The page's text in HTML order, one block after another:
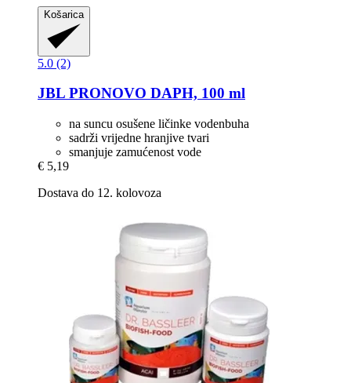
Košarica
5.0 (2)
JBL PRONOVO DAPH, 100 ml
na suncu osušene ličinke vodenbuha
sadrži vrijedne hranjive tvari
smanjuje zamućenost vode
€ 5,19
Dostava do 12. kolovoza